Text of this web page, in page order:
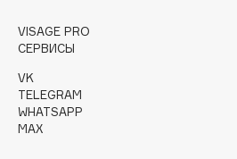
E
Eat My
VISAGE PRO
СЕРВИСЫ
VK
TELEGRAM
WHATSAPP
MAX